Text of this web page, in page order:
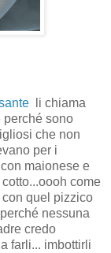
li chiama
perché sono
che non
per i
maionese e
come
quel pizzico
nessuna
credo
farli... imbottirli